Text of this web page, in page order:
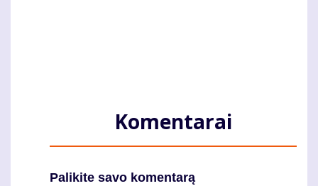
Komentarai
Palikite savo komentarą